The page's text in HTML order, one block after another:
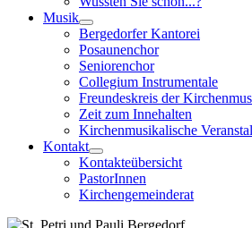
Musik
Bergedorfer Kantorei
Posaunenchor
Seniorenchor
Collegium Instrumentale
Freundeskreis der
Zeit zum Innehalten
Kirchenmusikalische
Kontakt
Kontakteübersicht
PastorInnen
Kirchengemeinderat